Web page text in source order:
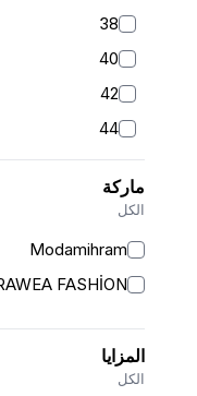
38
40
42
44
46
48
ماركة
الكل
Modamihram
FASHİON
المزايا
الكل